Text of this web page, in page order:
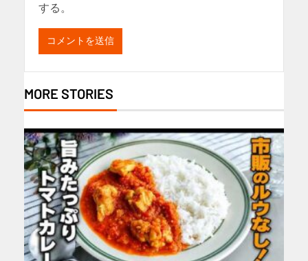
する。
MORE STORIES